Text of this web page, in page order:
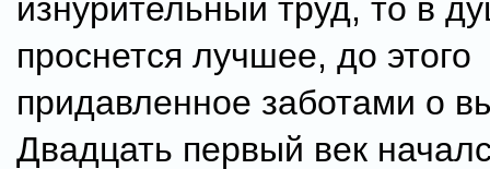
изнурительный труд, то в
проснется лучшее, до этого
придавленное заботами о
Двадцать первый век